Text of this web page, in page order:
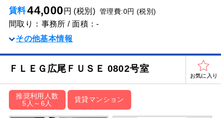
賃料44,000 円 (税別) 管理費:0円 (税別)
間取り：事務所 / 面積：-
その他基本情報
ＦＬＥＧ広尾ＦＵＳＥ 0802号室
お気に入り
推奨利用人数
5人～6人
賃貸マンション